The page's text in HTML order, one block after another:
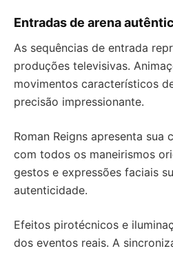
Entradas de arena
As sequências de entrada
produções televisivas.
movimentos característicos
precisão impressionante.
Roman Reigns apresenta sua
com todos os maneirismos
gestos e expressões faciais
autenticidade.
Efeitos pirotécnicos e
dos eventos reais. A